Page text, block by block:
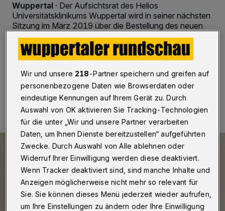
Wuppertal · Der Aufsichtsrat des Helios
Universitätsklinikums Wuppertal wird in seiner nächsten
Sitzung im März 2019 über die Bestellung des neuen
Geschäftsführers entscheiden. Für dieses Amt konnte
Dr. Holger Raphael gewonnen werden.
10.01.2019 , 09:44 Uhr Eine Minute Lesezeit
Wir und unsere 218-Partner speichern und greifen auf
personenbezogene Daten wie Browserdaten oder
eindeutige Kennungen auf Ihrem Gerät zu. Durch
Auswahl von OK aktivieren Sie Tracking-Technologien
für die unter „Wir und unsere Partner verarbeiten
Daten, um Ihnen Dienste bereitzustellen“ aufgeführten
Zwecke. Durch Auswahl von Alle ablehnen oder
Widerruf Ihrer Einwilligung werden diese deaktiviert.
Wenn Tracker deaktiviert sind, sind manche Inhalte und
Anzeigen möglicherweise nicht mehr so relevant für
Sie. Sie können dieses Menü jederzeit wieder aufrufen,
um Ihre Einstellungen zu ändern oder Ihre Einwilligung